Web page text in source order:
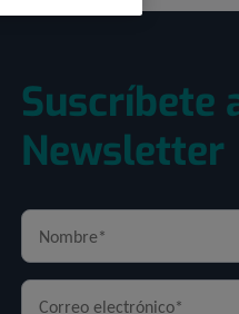
Suscríbete
Newsletter